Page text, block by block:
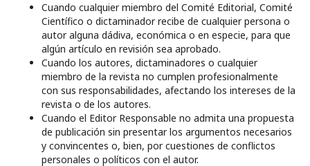
Cuando cualquier miembro del Comité Editorial, Comité
Científico o dictaminador recibe de cualquier persona o
autor alguna dádiva, económica o en especie, para que
algún artículo en revisión sea aprobado.
Cuando los autores, dictaminadores o cualquier
miembro de la revista no cumplen profesionalmente
con sus responsabilidades, afectando los intereses de la
revista o de los autores.
Cuando el Editor Responsable no admita una propuesta
de publicación sin presentar los argumentos necesarios
y convincentes o, bien, por cuestiones de conflictos
personales o políticos con el autor.